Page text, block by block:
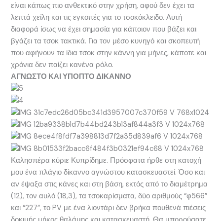
είναι κάπως πιο ανθεκτικό στην χρήση, αφού δεν έχει τα
λεπτά χείλη και τις εγκοπές για το τσοκόκλειδο. Αυτή
διαφορά ίσως να έχει σημασία για κάποιον που βάζει και
βγάζει τα τσοκ τακτικά. Για τον μέσο κυνηγό και σκοπευτή
που αφήνουν τα ίδια τσοκ στην κάννη για μήνες, κάποτε και
χρόνια δεν παίζει κανένα ρόλο.
ΑΓΝΩΣΤΟ ΚΑΙ ΥΠΟΠΤΟ ΔΙΚΑΝΝΟ
Καλησπέρα κύριε Κυπρίδημε. Πρόσφατα ήρθε στη κατοχή
μου ένα πλάγιο δίκαννο αγνώστου κατασκευαστεί. Όσο και
αν έψαξα στις κάνες και στη βάση, εκτός από το διαμέτρημα
(12), τον αυλό (18,3), τα τσοκαρίσματα, δύο αριθμούς “φ566”
και “227”, το PV με ένα λιοντάρι δεν βρήκα πουθενά πιέσεις